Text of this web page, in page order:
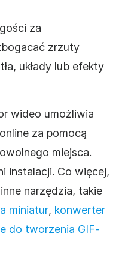
za
zrzuty
układy lub efekty
wideo umożliwia
za pomocą
miejsca.
instalacji. Co więcej,
narzędzia, takie
miniatur, konwerter
do tworzenia GIF-